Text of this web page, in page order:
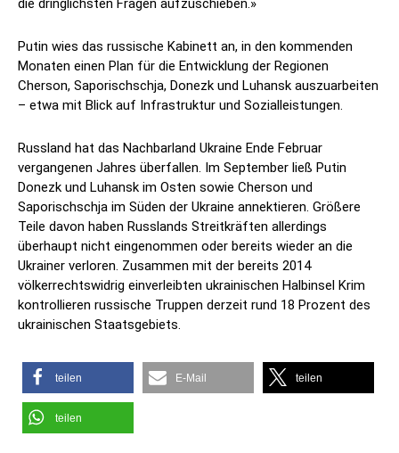
die dringlichsten Fragen aufzuschieben.»
Putin wies das russische Kabinett an, in den kommenden
Monaten einen Plan für die Entwicklung der Regionen
Cherson, Saporischschja, Donezk und Luhansk auszuarbeiten
– etwa mit Blick auf Infrastruktur und Sozialleistungen.
Russland hat das Nachbarland Ukraine Ende Februar
vergangenen Jahres überfallen. Im September ließ Putin
Donezk und Luhansk im Osten sowie Cherson und
Saporischschja im Süden der Ukraine annektieren. Größere
Teile davon haben Russlands Streitkräften allerdings
überhaupt nicht eingenommen oder bereits wieder an die
Ukrainer verloren. Zusammen mit der bereits 2014
völkerrechtswidrig einverleibten ukrainischen Halbinsel Krim
kontrollieren russische Truppen derzeit rund 18 Prozent des
ukrainischen Staatsgebiets.
teilen E-Mail teilen
teilen